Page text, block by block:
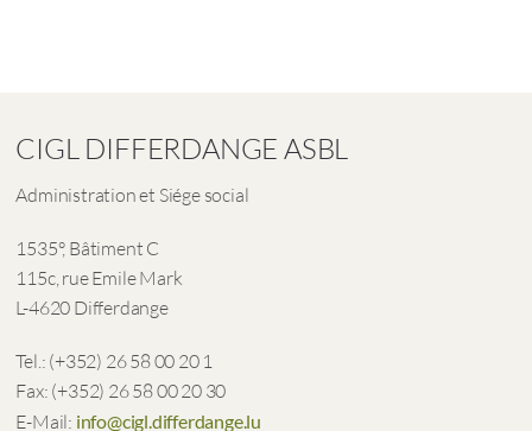
CIGL DIFFERDANGE ASBL
Administration et Siége social
1535°, Bâtiment C
115c, rue Emile Mark
L-4620 Differdange
Tel.: (+352) 26 58 00 20 1
Fax: (+352) 26 58 00 20 30
E-Mail: info@cigl.differdange.lu